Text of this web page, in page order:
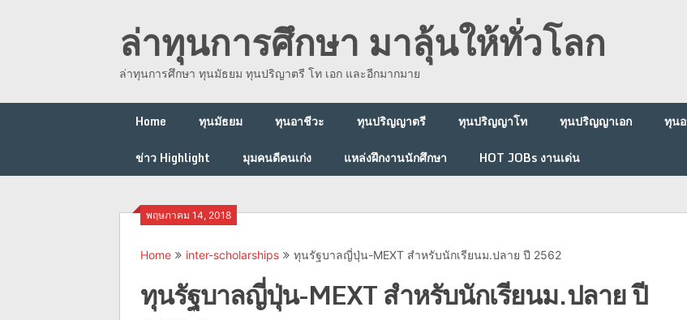
ล่าทุนการศึกษา มาลุ้นให้ทั่วโลก
ล่าทุนการศึกษา ทุนมัธยม ทุนปริญาตรี โท เอก และอีกมากมาย
Home ทุนมัธยม ทุนอาชีวะ ทุนปริญญาตรี ทุนปริญญาโท ทุนปริญญาเอก ทุน
ข่าว Highlight
มุมคนดีคนเก่ง แหล่งฝึกงานนักศึกษา HOT JOBs งานเด่น
พฤษภาคม 14, 2018
Home inter-scholarships ทุนรัฐบาลญี่ปุ่น-MEXT สำหรับนักเรียนม.ปลาย ปี 2562
ทุนรัฐบาลญี่ปุ่น-MEXT สำหรับนักเรียนม.ปลาย ปี